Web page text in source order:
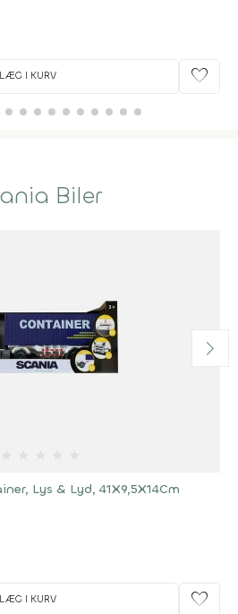
LÆG I KURV favorite
Biler
Lys & Lyd, 41X9,5X14Cm
LÆG I KURV favorite